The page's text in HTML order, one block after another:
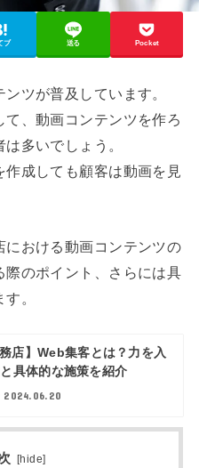
ブ 送る Pocket
ツが普及しています。
、動画コンテンツを作ろ
多いでしょう。
作成しても顧客は動画を見
における動画コンテンツの
際のポイント、さらには具
。
務店】Web集客とは？力を入
具体的な施策を紹介
2024.06.20
[hide]